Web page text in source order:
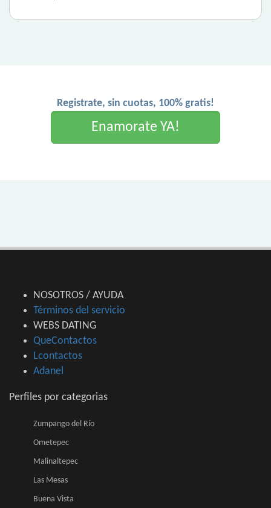
Registrate, sin cuotas, 100% gratis!
Enamorate YA!
NOSOTROS / AYUDA
Términos del servicio
WEBS DATING
QueContactos
Lcontactos
Adanel
Perfiles por categorias
Zumpango del Río
Ometepec
Malinaltepec
Las Mesas
Buena Vista